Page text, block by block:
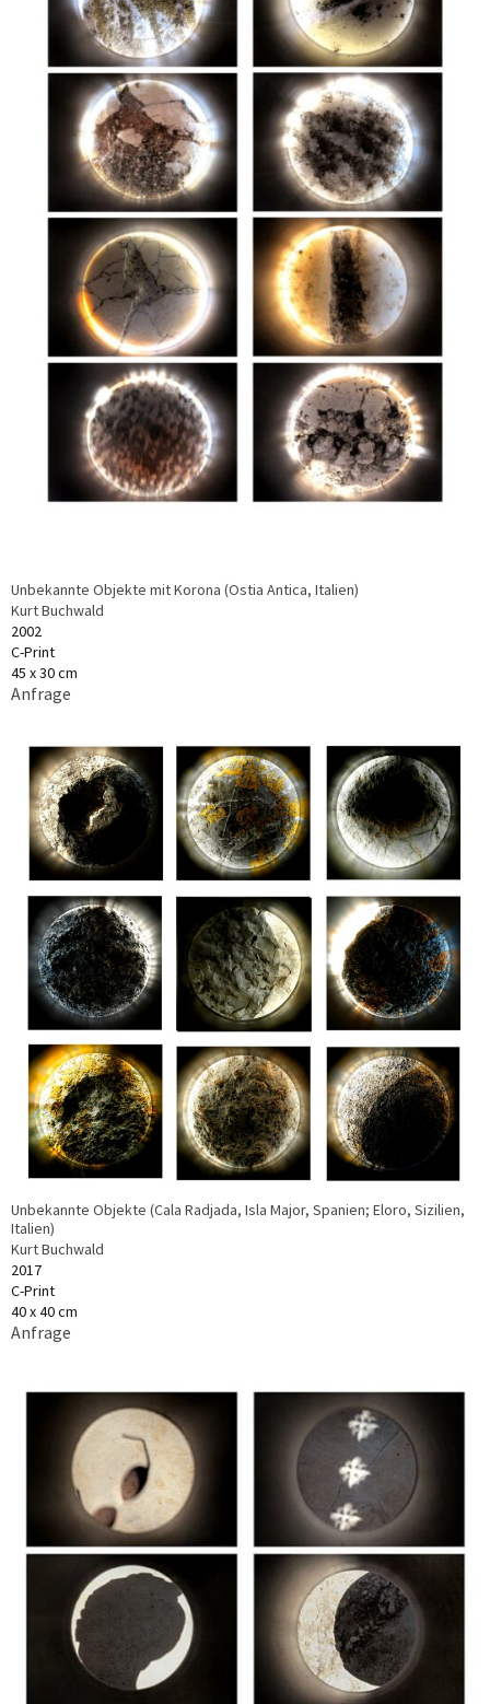
Unbekannte Objekte mit Korona (Ostia Antica, Italien)
Kurt Buchwald
2002
C-Print
45 x 30 cm
Anfrage
Unbekannte Objekte (Cala Radjada, Isla Major, Spanien; Eloro, Sizilien,
Italien)
Kurt Buchwald
2017
C-Print
40 x 40 cm
Anfrage